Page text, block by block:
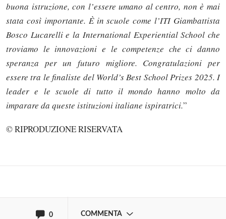
buona istruzione, con l’essere umano al centro, non è mai
stata così importante. È in scuole come l’ITI Giambattista
Bosco Lucarelli e la International Experiential School che
troviamo le innovazioni e le competenze che ci danno
speranza per un futuro migliore. Congratulazioni per
essere tra le finaliste del World’s Best School Prizes 2025. I
leader e le scuole di tutto il mondo hanno molto da
imparare da queste istituzioni italiane ispiratrici.”
© RIPRODUZIONE RISERVATA
0 COMMENTA
Solo gli utenti registrati possono
commentare!